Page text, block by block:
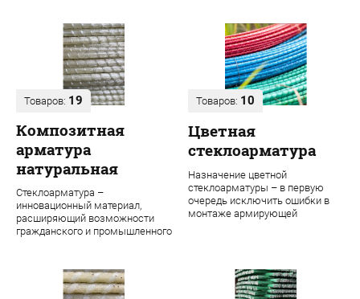
Товаров: 19
Композитная
арматура
натуральная
Стеклоарматура –
инновационный материал,
расширяющий возможности
гражданского и промышленного
Товаров: 10
Цветная
стеклоарматура
Назначение цветной
стеклоарматуры – в первую
очередь исключить ошибки в
монтаже армирующей